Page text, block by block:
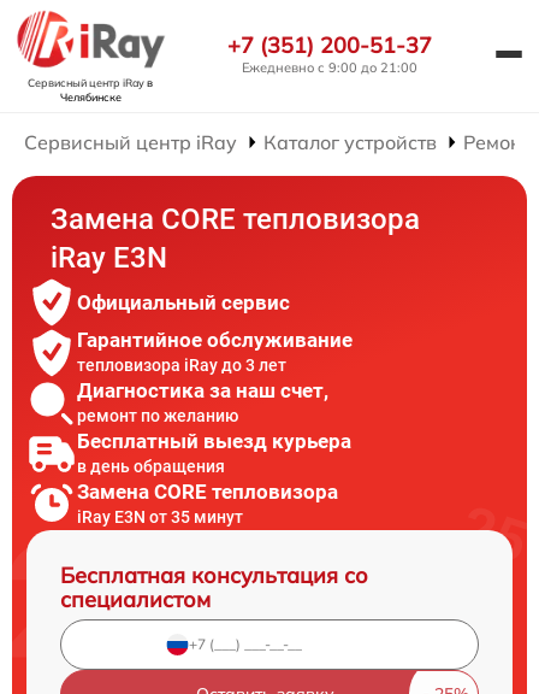
Сервисный центр iRayв
Челябинске
+7 (351) 200-51-37
Ежедневно с 9:00 до 21:00
Сервисный центр iRay Каталог устройств Ремонт
Замена CORE тепловизора
iRay E3N
Официальный сервис
Гарантийное обслуживание
тепловизора iRay до 3 лет
Диагностика за наш счет,
ремонт по желанию
Бесплатный выезд курьера
в день обращения
Замена CORE тепловизора
iRay E3N от 35 минут
Бесплатная консультация со
специалистом